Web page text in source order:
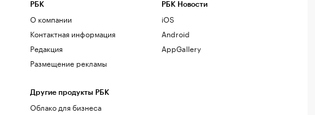
РБК
О компании
Контактная информация
Редакция
Размещение рекламы
Другие продукты РБК
Облако для бизнеса
РБК Новости
iOS
Android
AppGallery